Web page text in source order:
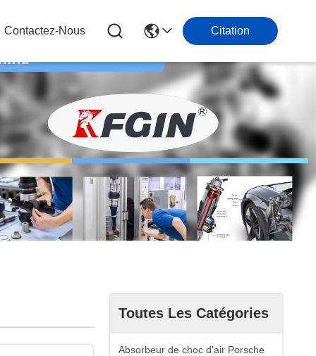
Contactez-Nous Citation
Toutes Les Catégories
Absorbeur de choc d'air Porsche